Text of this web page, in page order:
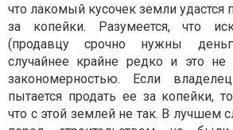
что лакомый кусочек земли удастся
за копейки. Разумеется, что
(продавцу срочно нужны
случайнее крайне редко и это не
закономерностью. Если
пытается продать ее за копейки,
что с этой землей не так. В лучшем